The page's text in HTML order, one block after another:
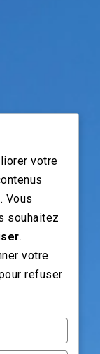
votre
Vous
souhaitez
.
votre
refuser